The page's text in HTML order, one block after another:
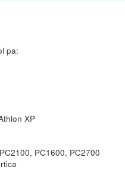
pa:
XP
PC1600, PC2700